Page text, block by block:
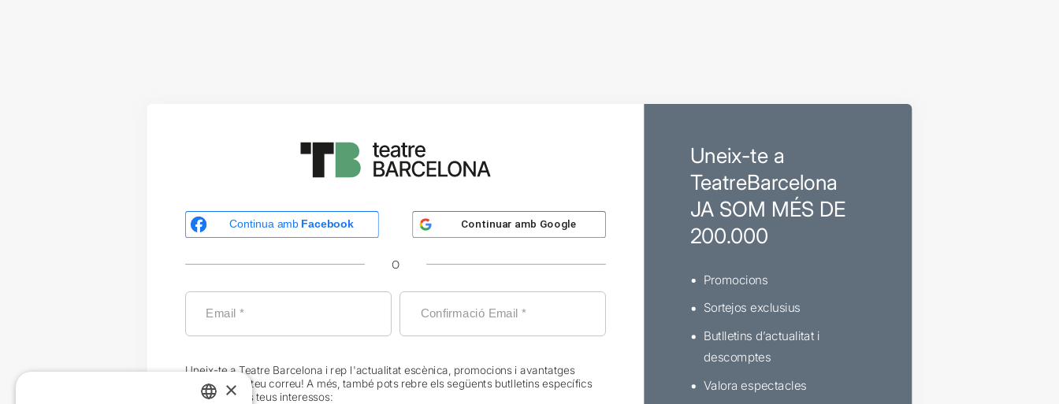
Continua amb Facebook Continuar amb Google
O
Uneix-te a Teatre Barcelona i rep l'actualitat escènica, promocions i avantatges
exclusives al teu correu! A més, també pots rebre els següents butlletins específics
en funció dels teus interessos:
Uneix-te a
TeatreBarcelona
JA SOM MÉS DE
200.000
Promocions
Sortejos exclusius
Butlletins d’actualitat i
descomptes
Valora espectacles
×